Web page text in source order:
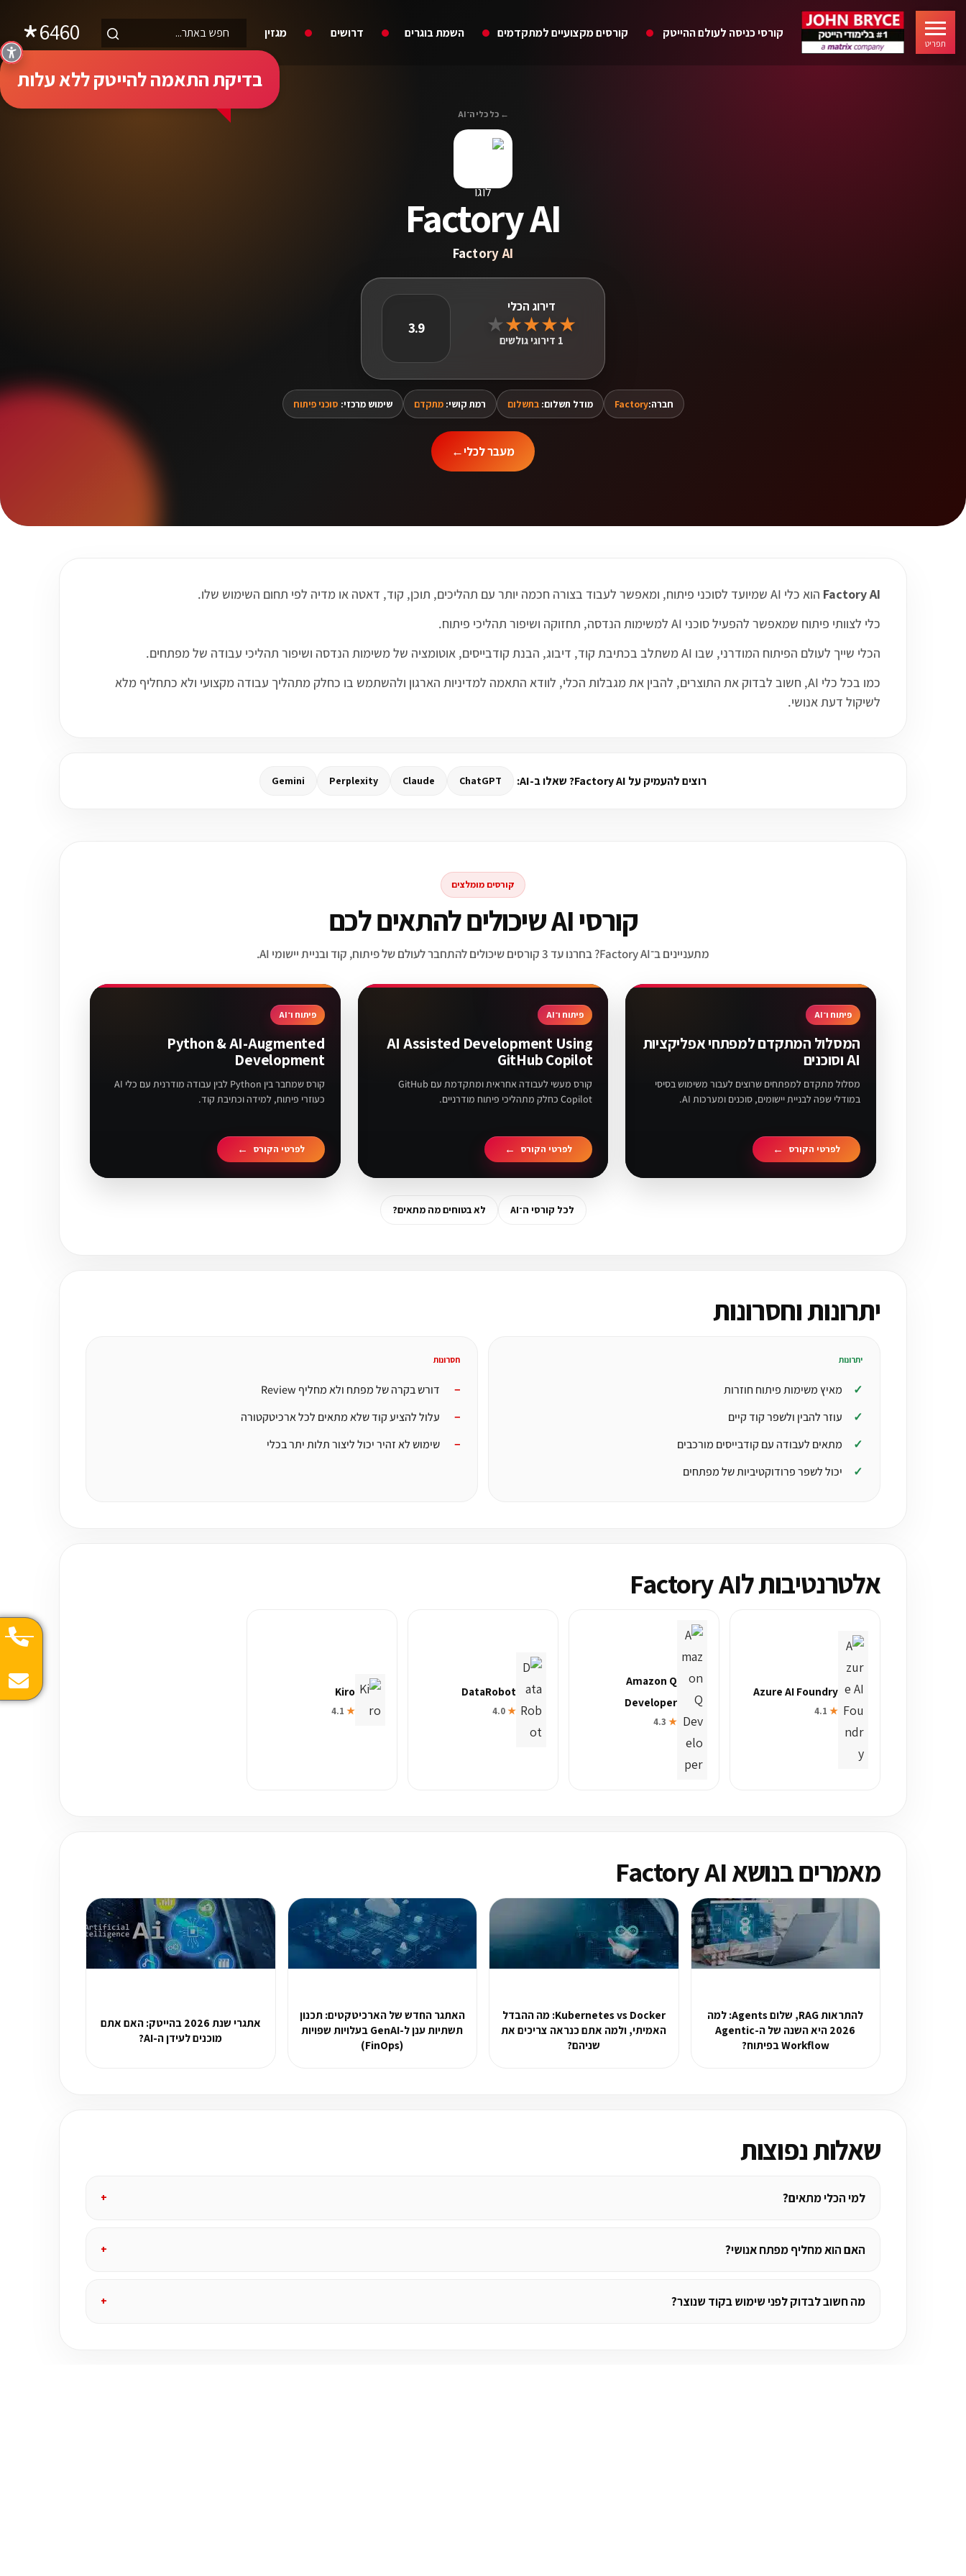
תפריט
קורסי כניסה לעולם ההייטק קורסים מקצועיים למתקדמים השמת בוגרים דרושים מגזין 6460
בדיקת התאמה להייטק ללא עלות
← כל כלי ה־AI
Factory AI
Factory AI
3.9 ★
★
★
★
★
1 דירוגי גולשים
חברה:Factory מודל תשלום:בתשלום רמת קושי:מתקדם שימוש מרכזי: סוכני פיתוח
מעבר לכלי←
Factory AI הוא כלי AI שמיועד לסוכני פיתוח, ומאפשר לעבוד בצורה חכמה יותר עם תהליכים, תוכן, קוד, דאטה או מדיה לפי תחום השימוש שלו.
כלי לצוותי פיתוח שמאפשר להפעיל סוכני AI למשימות הנדסה, תחזוקה ושיפור תהליכי פיתוח.
הכלי שייך לעולם הפיתוח המודרני, שבו AI משתלב בכתיבת קוד, דיבוג, הבנת קודבייסים, אוטומציה של משימות הנדסה ושיפור תהליכי עבודה של מפתחים.
כמו בכל כלי AI, חשוב לבדוק את התוצרים, להבין את מגבלות הכלי, לוודא התאמה למדיניות הארגון ולהשתמש בו כחלק מתהליך עבודה מקצועי ולא כתחליף מלא
לשיקול דעת אנושי.
רוצים להעמיק על Factory AI? שאלו ב-AI: ChatGPT
Claude
Perplexity
Gemini
קורסים מומלצים
קורסי AI שיכולים להתאים לכם
מתעניינים ב־Factory AI? בחרנו עד 3 קורסים שיכולים להתחבר לעולם של פיתוח, קוד ובניית יישומי AI.
פיתוח ו־AI
המסלול המתקדם למפתחי אפליקציות
AI וסוכנים
מסלול מתקדם למפתחים שרוצים לעבור משימוש בסיסי
במודלי שפה לבניית יישומים, סוכנים ומערכות AI.
לפרטי הקורס
פיתוח ו־AI
AI Assisted Development Using
GitHub Copilot
קורס מעשי לעבודה אחראית ומתקדמת עם GitHub
Copilot כחלק מתהליכי פיתוח מודרניים.
לפרטי הקורס
פיתוח ו־AI
Python & AI-Augmented
Development
קורס שמחבר בין Python לבין עבודה מודרנית עם כלי AI
כעוזרי פיתוח, למידה וכתיבת קוד.
לפרטי הקורס
לכל קורסי ה־AI לא בטוחים מה מתאים?
יתרונות וחסרונות
יתרונות
מאיץ משימות פיתוח חוזרות
עוזר להבין ולשפר קוד קיים
מתאים לעבודה עם קודבייסים מורכבים
יכול לשפר פרודוקטיביות של מפתחים
חסרונות
דורש בקרה של מפתח ולא מחליף Review
עלול להציע קוד שלא מתאים לכל ארכיטקטורה
שימוש לא זהיר יכול ליצור תלות יתר בכלי
אלטרנטיבות לFactory AI
Azure AI Foundry
★
Amazon Q
Developer
★
DataRobot
★
Kiro
★
מאמרים בנושא Factory AI
להתראות RAG, שלום Agents: למה
2026 היא השנה של ה-Agentic
Workflow בפיתוח?
Kubernetes vs Docker: מה ההבדל
האמיתי, ולמה אתם כנראה צריכים את
שניהם?
האתגר החדש של הארכיטקטים: תכנון
תשתיות ענן ל-GenAI בעלויות שפויות
(FinOps)
אתגרי שנת 2026 בהייטק: האם אתם
מוכנים לעידן ה-AI?
שאלות נפוצות
למי הכלי מתאים?
האם הוא מחליף מפתח אנושי?
מה חשוב לבדוק לפני שימוש בקוד שנוצר?